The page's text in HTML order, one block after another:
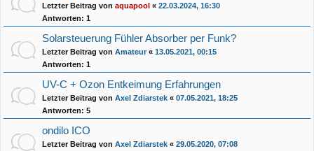
Letzter Beitrag von aquapool « 22.03.2024, 16:30
Antworten: 1
Solarsteuerung Fühler Absorber per Funk?
Letzter Beitrag von Amateur« 13.05.2021, 00:15
Antworten: 1
UV-C + Ozon Entkeimung Erfahrungen
Letzter Beitrag von Axel Zdiarstek « 07.05.2021, 18:25
Antworten: 5
ondilo ICO
Letzter Beitrag von Axel Zdiarstek « 29.05.2020, 07:08